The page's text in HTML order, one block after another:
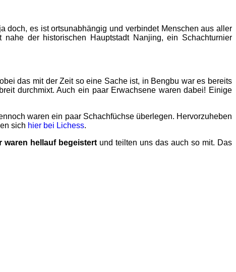
doch, es ist ortsunabhängig und verbindet Menschen aus aller
nahe der historischen Hauptstadt Nanjing, ein Schachturnier
das mit der Zeit so eine Sache ist, in Bengbu war es bereits
durchmixt. Auch ein paar Erwachsene waren dabei! Einige
waren ein paar Schachfüchse überlegen. Hervorzuheben
sich hier bei Lichess.
waren hellauf begeistertund teilten uns das auch so mit. Das